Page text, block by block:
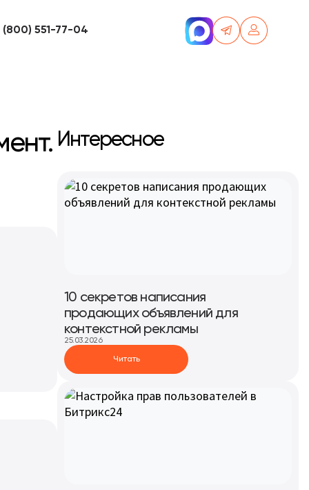
(800) 551-77-04
Интересное
10 секретов написания
продающих объявлений для
контекстной рекламы
25.03.2026
Читать